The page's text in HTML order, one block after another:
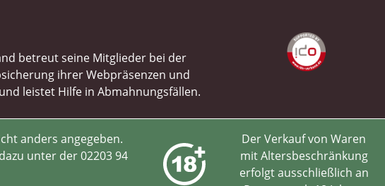
betreut seine Mitglieder bei der
ihrer Webpräsenzen und
leistet Hilfe in Abmahnungsfällen.
anders angegeben.
unter der 02203 94
Der Verkauf von Waren
mit Altersbeschränkung
erfolgt ausschließlich an